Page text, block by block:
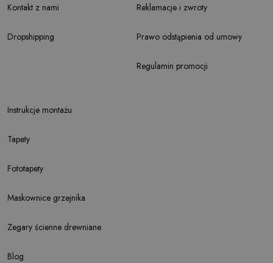
Kontakt z nami
Dropshipping
Instrukcje montażu
Tapety
Fototapety
Maskownice grzejnika
Zegary ścienne drewniane
Blog
Reklamacje i zwroty
Prawo odstąpienia od umowy
Regulamin promocji